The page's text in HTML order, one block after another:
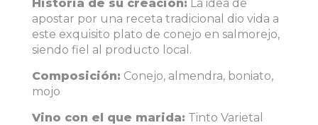
Historia de su creación: La idea de
apostar por una receta tradicional dio vida a
este exquisito plato de conejo en salmorejo,
siendo fiel al producto local.
Composición: Conejo, almendra, boniato,
mojo
Vino con el que marida: Tinto Varietal